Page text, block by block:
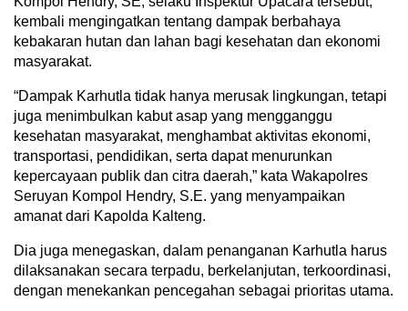
kembali mengingatkan tentang dampak berbahaya
kebakaran hutan dan lahan bagi kesehatan dan ekonomi
masyarakat.
“Dampak Karhutla tidak hanya merusak lingkungan, tetapi
juga menimbulkan kabut asap yang mengganggu
kesehatan masyarakat, menghambat aktivitas ekonomi,
transportasi, pendidikan, serta dapat menurunkan
kepercayaan publik dan citra daerah,” kata Wakapolres
Seruyan Kompol Hendry, S.E. yang menyampaikan
amanat dari Kapolda Kalteng.
Dia juga menegaskan, dalam penanganan Karhutla harus
dilaksanakan secara terpadu, berkelanjutan, terkoordinasi,
dengan menekankan pencegahan sebagai prioritas utama.